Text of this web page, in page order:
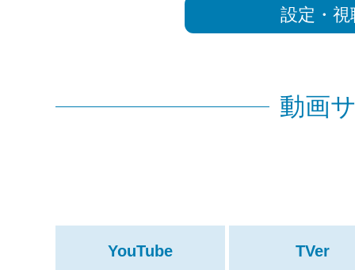
設定・
動画
YouTube TVer